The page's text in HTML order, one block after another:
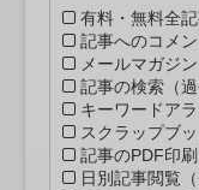
有料・無料全
記事へのコメン
メールマガジン
記事の検索（過
キーワードアラ
スクラップブ
記事のPDF印刷
日別記事閲覧